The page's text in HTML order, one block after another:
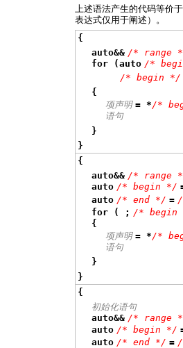
上述语法产生的代码等价
表达式仅用于阐述）。
{
auto&& /* range
for (auto /*
/* begin */
{
项声明 = */*
语句
}
}
{
auto&& /* range
auto /* begin */
auto /* end */ = /
for ( ; /* begin
{
项声明 = */*
语句
}
}
{
初始化语句
auto&& /* range
auto /* begin */
auto /* end */ = /